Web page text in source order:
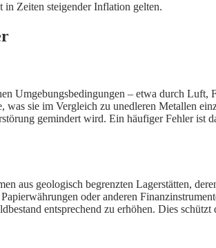
Zeiten steigender Inflation gelten.
Umgebungsbedingungen – etwa durch Luft,
was sie im Vergleich zu unedleren Metallen
gemindert wird. Ein häufiger Fehler ist
aus geologisch begrenzten Lagerstätten,
oder anderen
entsprechend zu erhöhen. Dies